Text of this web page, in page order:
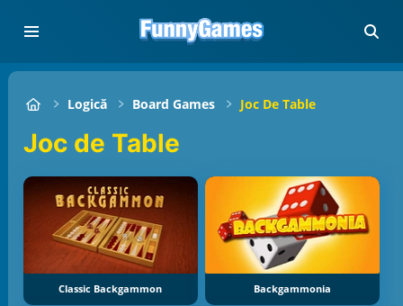
Logică Board Games Joc De Table
Joc de Table
Classic Backgammon Backgammonia